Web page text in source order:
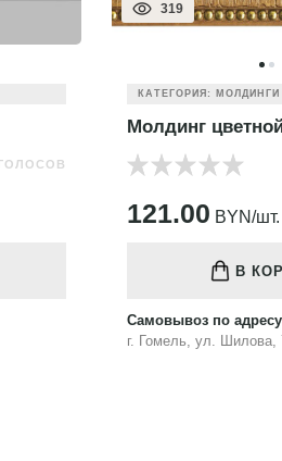
319
КАТЕГОРИЯ: МОЛДИНГИ
Молдинг
121.00 BYN/шт.
В
Самовывоз по
г. Гомель, ул. Шилова,